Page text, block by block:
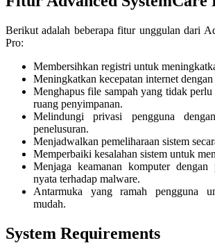
Berikut adalah beberapa fitur unggulan dari
Pro:
Membersihkan registri untuk
Meningkatkan kecepatan internet
Menghapus file sampah yang tidak
ruang penyimpanan.
Melindungi privasi pengguna
penelusuran.
Menjadwalkan pemeliharaan sistem
Memperbaiki kesalahan sistem untuk
Menjaga keamanan komputer dengan
nyata terhadap malware.
Antarmuka yang ramah pengguna
mudah.
System Requirements